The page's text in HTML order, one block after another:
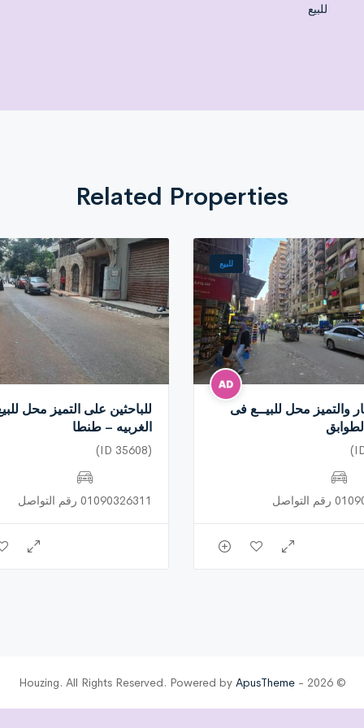
للبيع
Related Properties
للبيع
والتميز محل للبيــع فى
التواصل
للباحثين على التميز محل
الغربيه – طنطا
(ID 35608)
01090326311 رقم التواصل
© 2026 - Houzing. All Rights Reserved. Powered by
ApusTheme